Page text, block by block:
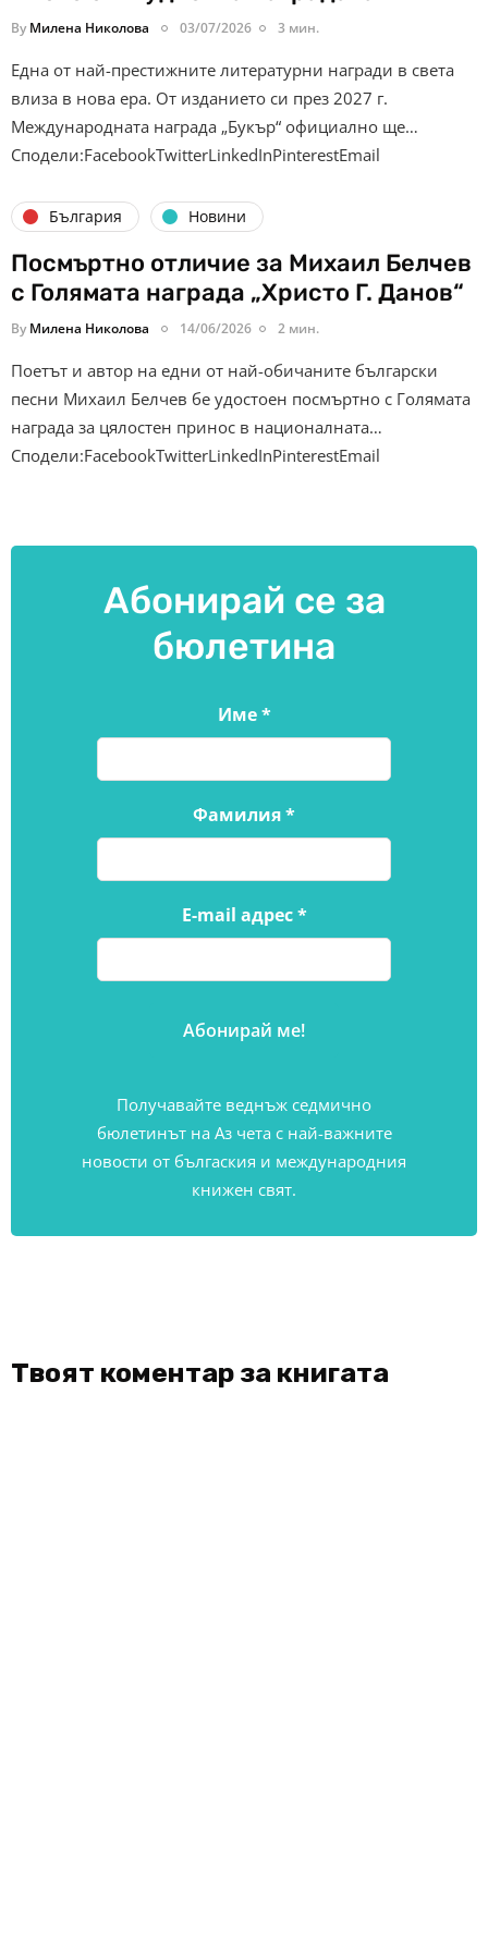
By Милена Николова 03/07/2026 3 мин.
Една от най-престижните литературни награди в света
влиза в нова ера. От изданието си през 2027 г.
Международната награда „Букър“ официално ще…
Сподели:FacebookTwitterLinkedInPinterestEmail
България Новини
Посмъртно отличие за Михаил Белчев
с Голямата награда „Христо Г. Данов“
By Милена Николова 14/06/2026 2 мин.
Поетът и автор на едни от най-обичаните български
песни Михаил Белчев бе удостоен посмъртно с Голямата
награда за цялостен принос в националната…
Сподели:FacebookTwitterLinkedInPinterestEmail
Абонирай се за
бюлетина
Име*
Фамилия*
E-mail адрес*
Получавайте веднъж седмично
бюлетинът на Аз чета с най-важните
новости от бългаския и международния
книжен свят.
Твоят коментар за книгата